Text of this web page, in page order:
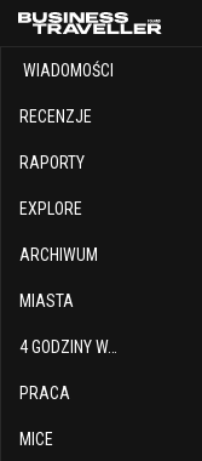
WIADOMOŚCI
RECENZJE
RAPORTY
EXPLORE
ARCHIWUM
MIASTA
4 GODZINY W…
PRACA
MICE